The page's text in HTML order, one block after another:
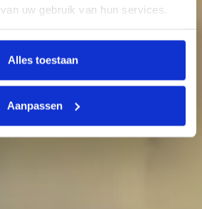
uw gebruik van hun services.
Alles toestaan
Aanpassen